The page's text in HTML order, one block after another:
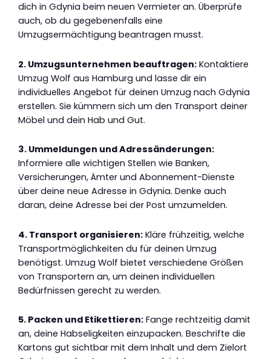
dich in Gdynia beim neuen Vermieter an. Überprüfe
auch, ob du gegebenenfalls eine
Umzugsermächtigung beantragen musst.
2. Umzugsunternehmen beauftragen: Kontaktiere
Umzug Wolf aus Hamburg und lasse dir ein
individuelles Angebot für deinen Umzug nach Gdynia
erstellen. Sie kümmern sich um den Transport deiner
Möbel und dein Hab und Gut.
3. Ummeldungen und Adressänderungen:
Informiere alle wichtigen Stellen wie Banken,
Versicherungen, Ämter und Abonnement-Dienste
über deine neue Adresse in Gdynia. Denke auch
daran, deine Adresse bei der Post umzumelden.
4. Transport organisieren: Kläre frühzeitig, welche
Transportmöglichkeiten du für deinen Umzug
benötigst. Umzug Wolf bietet verschiedene Größen
von Transportern an, um deinen individuellen
Bedürfnissen gerecht zu werden.
5. Packen und Etikettieren: Fange rechtzeitig damit
an, deine Habseligkeiten einzupacken. Beschrifte die
Kartons gut sichtbar mit dem Inhalt und dem Zielort